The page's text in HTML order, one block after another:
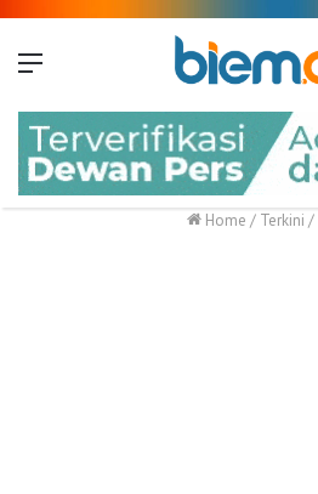
Home / Terkini /